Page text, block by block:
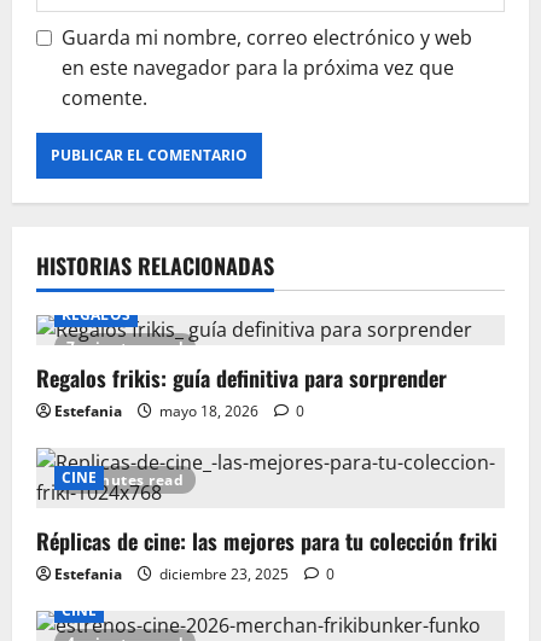
Guarda mi nombre, correo electrónico y web
en este navegador para la próxima vez que
comente.
HISTORIAS RELACIONADAS
7 minutes read
REGALOS
Regalos frikis: guía definitiva para sorprender
Estefania mayo 18, 2026 0
7 minutes read
CINE
Réplicas de cine: las mejores para tu colección friki
Estefania diciembre 23, 2025 0
CINE